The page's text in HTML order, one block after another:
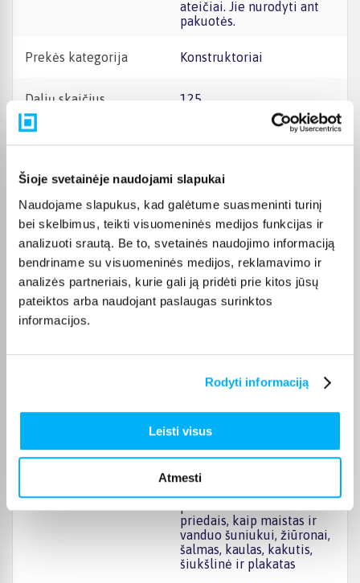
Šioje svetainėje naudojami slapukai
Naudojame slapukus, kad galėtume suasmeninti turinį
bei skelbimus, teikti visuomeninės medijos funkcijas ir
analizuoti srautą. Be to, svetainės naudojimo informaciją
bendriname su visuomeninės medijos, reklamavimo ir
analizės partneriais, kurie gali ją pridėti prie kitos jūsų
pateiktos arba naudojant paslaugas surinktos
informacijos.
Rodyti informaciją
Leisti visus
Atmesti
ateičiai. Jie nurodyti ant
pakuotės.
Prekės kategorija Konstruktoriai
Dalių skaičius 125
• Gyvūnėlių priežiūros
vaikams nuo 6 metų.
Nudžiuginkite mažuosius
gyvūnų mylėtojus šiuo
LEGO® Friends Šunų
gelbėjimo dviračio
(41738) ir priekabos
žaidimo rinkiniu, kuris
suteikia galimybę
konstruoti ir žaisti šunų
gelbėjimo misijas
priekaba bei parko
lopinėlis su suoleliu ir
šuniukas
• Priedai ir ne tik. Su Alijos
ir Viktorijos
priedais, kaip maistas ir
vanduo šuniukui, žiūronai,
šalmas, kaulas, kakutis,
šiukšlinė ir plakatas